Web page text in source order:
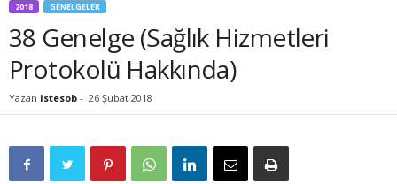
2018 GENELGELER
38 Genelge (Sağlık Hizmetleri
Protokolü Hakkında)
Yazan istesob - 26 Şubat 2018